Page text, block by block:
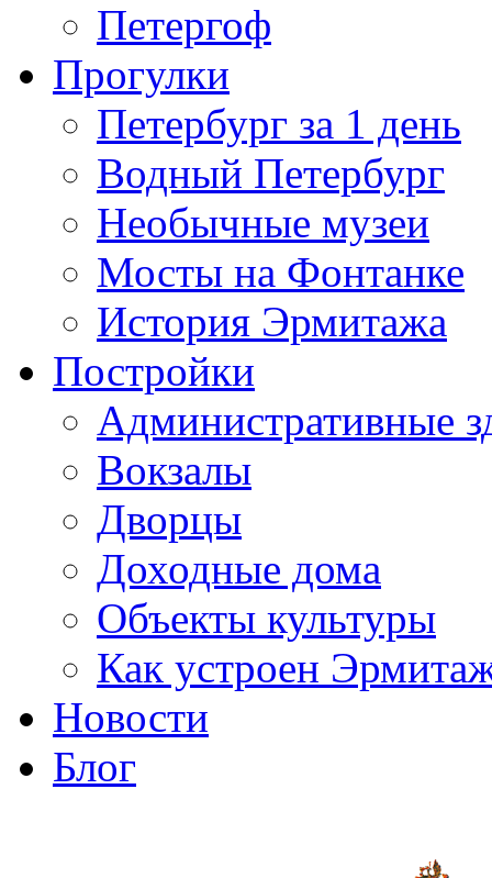
Петергоф
Прогулки
Петербург за 1 день
Водный Петербург
Необычные музеи
Мосты на Фонтанке
История Эрмитажа
Постройки
Административные
Вокзалы
Дворцы
Доходные дома
Объекты культуры
Как устроен
Новости
Блог